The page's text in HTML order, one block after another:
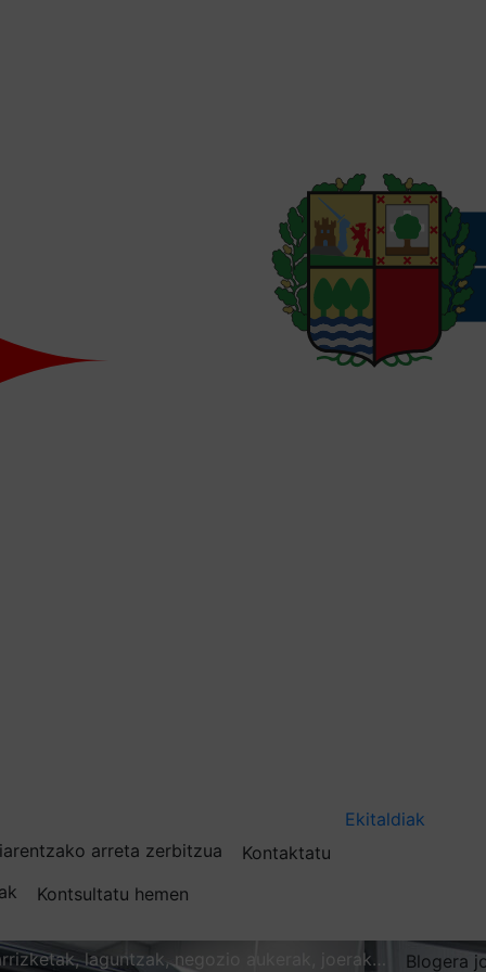
arreta zerbitzua
Kontaktatu
Kontsultatu hemen
Ekitaldiak
laguntzak, negozio aukerak, joerak… Blogera